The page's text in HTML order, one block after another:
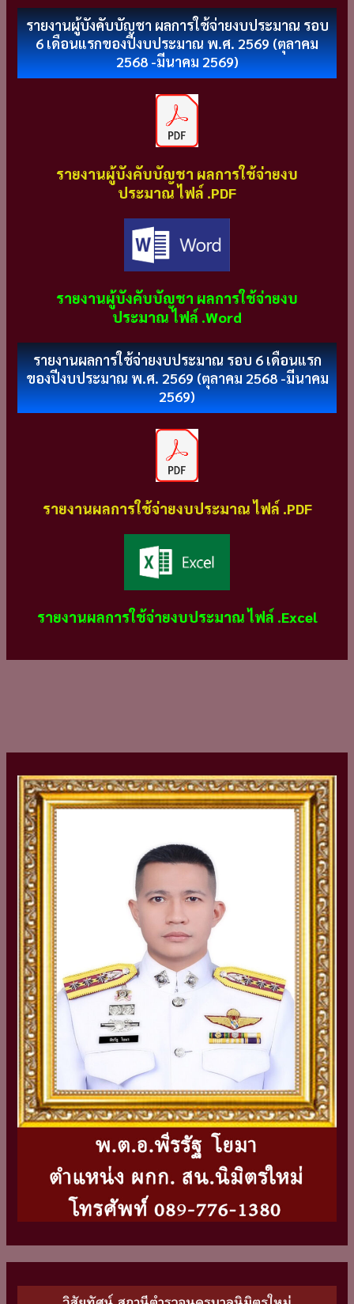
รายงานผู้บังคับบัญชา ผลการใช้จ่ายงบประมาณ รอบ
6 เดือนแรกของปีงบประมาณ พ.ศ. 2569 (ตุลาคม
2568 -มีนาคม 2569)
รายงานผู้บังคับบัญชา ผลการใช้จ่ายงบ
ประมาณ ไฟล์ .PDF
รายงานผู้บังคับบัญชา ผลการใช้จ่ายงบ
ประมาณ ไฟล์ .Word
รายงานผลการใช้จ่ายงบประมาณ รอบ 6 เดือนแรก
ของปีงบประมาณ พ.ศ. 2569 (ตุลาคม 2568 -มีนาคม
2569)
รายงานผลการใช้จ่ายงบประมาณ ไฟล์ .PDF
รายงานผลการใช้จ่ายงบประมาณ ไฟล์ .Excel